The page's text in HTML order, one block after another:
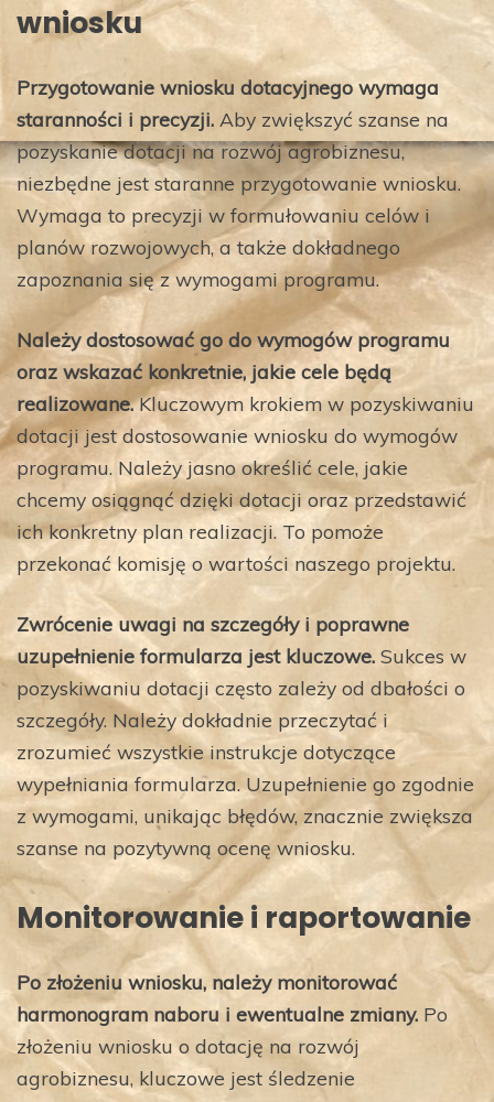
wniosku
Przygotowanie wniosku dotacyjnego wymaga
staranności i precyzji. Aby zwiększyć szanse na
pozyskanie dotacji na rozwój agrobiznesu,
niezbędne jest staranne przygotowanie wniosku.
Wymaga to precyzji w formułowaniu celów i
planów rozwojowych, a także dokładnego
zapoznania się z wymogami programu.
Należy dostosować go do wymogów programu
oraz wskazać konkretnie, jakie cele będą
realizowane.Kluczowym krokiem w pozyskiwaniu
dotacji jest dostosowanie wniosku do wymogów
programu. Należy jasno określić cele, jakie
chcemy osiągnąć dzięki dotacji oraz przedstawić
ich konkretny plan realizacji. To pomoże
przekonać komisję o wartości naszego projektu.
Zwrócenie uwagi na szczegóły i poprawne
uzupełnienie formularza jest kluczowe. Sukces w
pozyskiwaniu dotacji często zależy od dbałości o
szczegóły. Należy dokładnie przeczytać i
zrozumieć wszystkie instrukcje dotyczące
wypełniania formularza. Uzupełnienie go zgodnie
z wymogami, unikając błędów, znacznie zwiększa
szanse na pozytywną ocenę wniosku.
Monitorowanie i raportowanie
Po złożeniu wniosku, należy monitorować
harmonogram naboru i ewentualne zmiany. Po
złożeniu wniosku o dotację na rozwój
agrobiznesu, kluczowe jest śledzenie